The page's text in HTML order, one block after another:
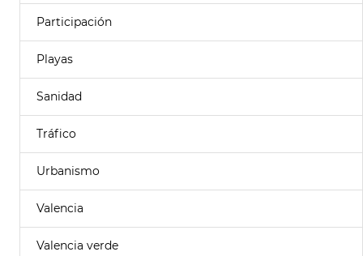
Participación
Playas
Sanidad
Tráfico
Urbanismo
Valencia
Valencia verde